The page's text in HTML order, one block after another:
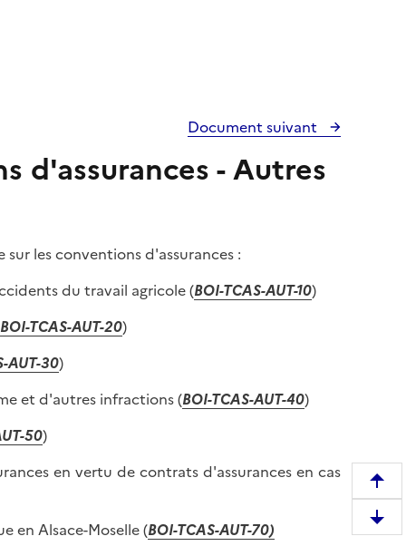
Document suivant
d'assurances - Autres
sur les conventions d'assurances :
du travail agricole (BOI-TCAS-AUT-10)
BOI-TCAS-AUT-20)
AUT-30)
et d'autres infractions (BOI-TCAS-AUT-40)
50)
en vertu de contrats d'assurances en cas
en Alsace-Moselle (BOI-TCAS-AUT-70)
e
m
D